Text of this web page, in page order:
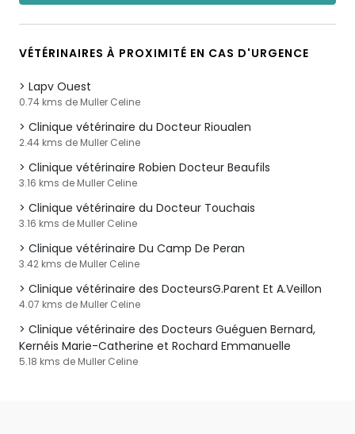
VÉTÉRINAIRES À PROXIMITÉ EN CAS D'URGENCE
Lapv Ouest
0.74 kms de Muller Celine
Clinique vétérinaire du Docteur Rioualen
2.44 kms de Muller Celine
Clinique vétérinaire Robien Docteur Beaufils
3.16 kms de Muller Celine
Clinique vétérinaire du Docteur Touchais
3.16 kms de Muller Celine
Clinique vétérinaire Du Camp De Peran
3.42 kms de Muller Celine
Clinique vétérinaire des DocteursG.Parent Et A.Veillon
4.07 kms de Muller Celine
Clinique vétérinaire des Docteurs Guéguen Bernard,
Kernéis Marie-Catherine et Rochard Emmanuelle
5.18 kms de Muller Celine